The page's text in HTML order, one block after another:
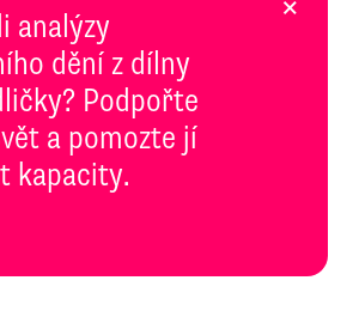
analýzy
dění z dílny
Podpořte
a pomozte jí
kapacity.